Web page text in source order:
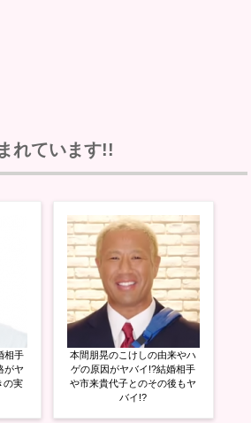
れています!!
相手
がヤ
の実
本間朋晃のこけしの由来やハ
ゲの原因がヤバイ!?結婚相手
や市来貴代子とのその後もヤ
バイ!?